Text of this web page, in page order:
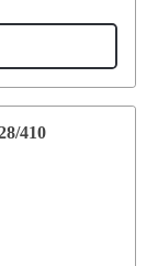
410